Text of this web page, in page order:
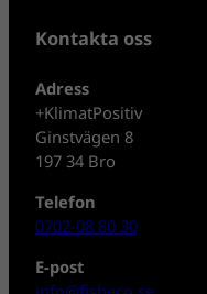
Kontakta oss
Adress
+KlimatPositiv
Ginstvägen 8
197 34 Bro
Telefon
0702-08 80 30
E-post